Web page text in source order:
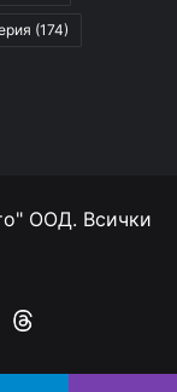
(174)
ООД. Всички